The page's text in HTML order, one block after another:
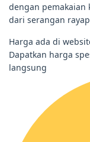
dengan pemakaian
dari serangan
Harga ada di
Dapatkan harga
langsung